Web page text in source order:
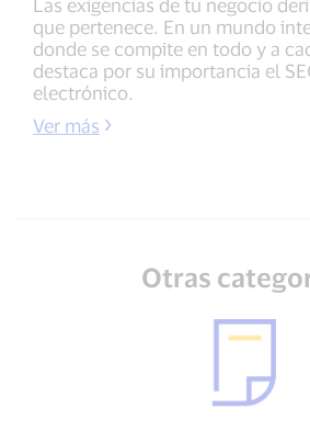
que pertenece. En un mundo
donde se compite en todo y a
destaca por su importancia el
electrónico.
Ver más
Otras